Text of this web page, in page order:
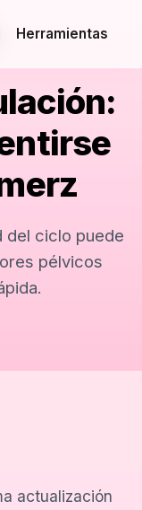
Herramientas
del ciclo puede
pélvicos
actualización